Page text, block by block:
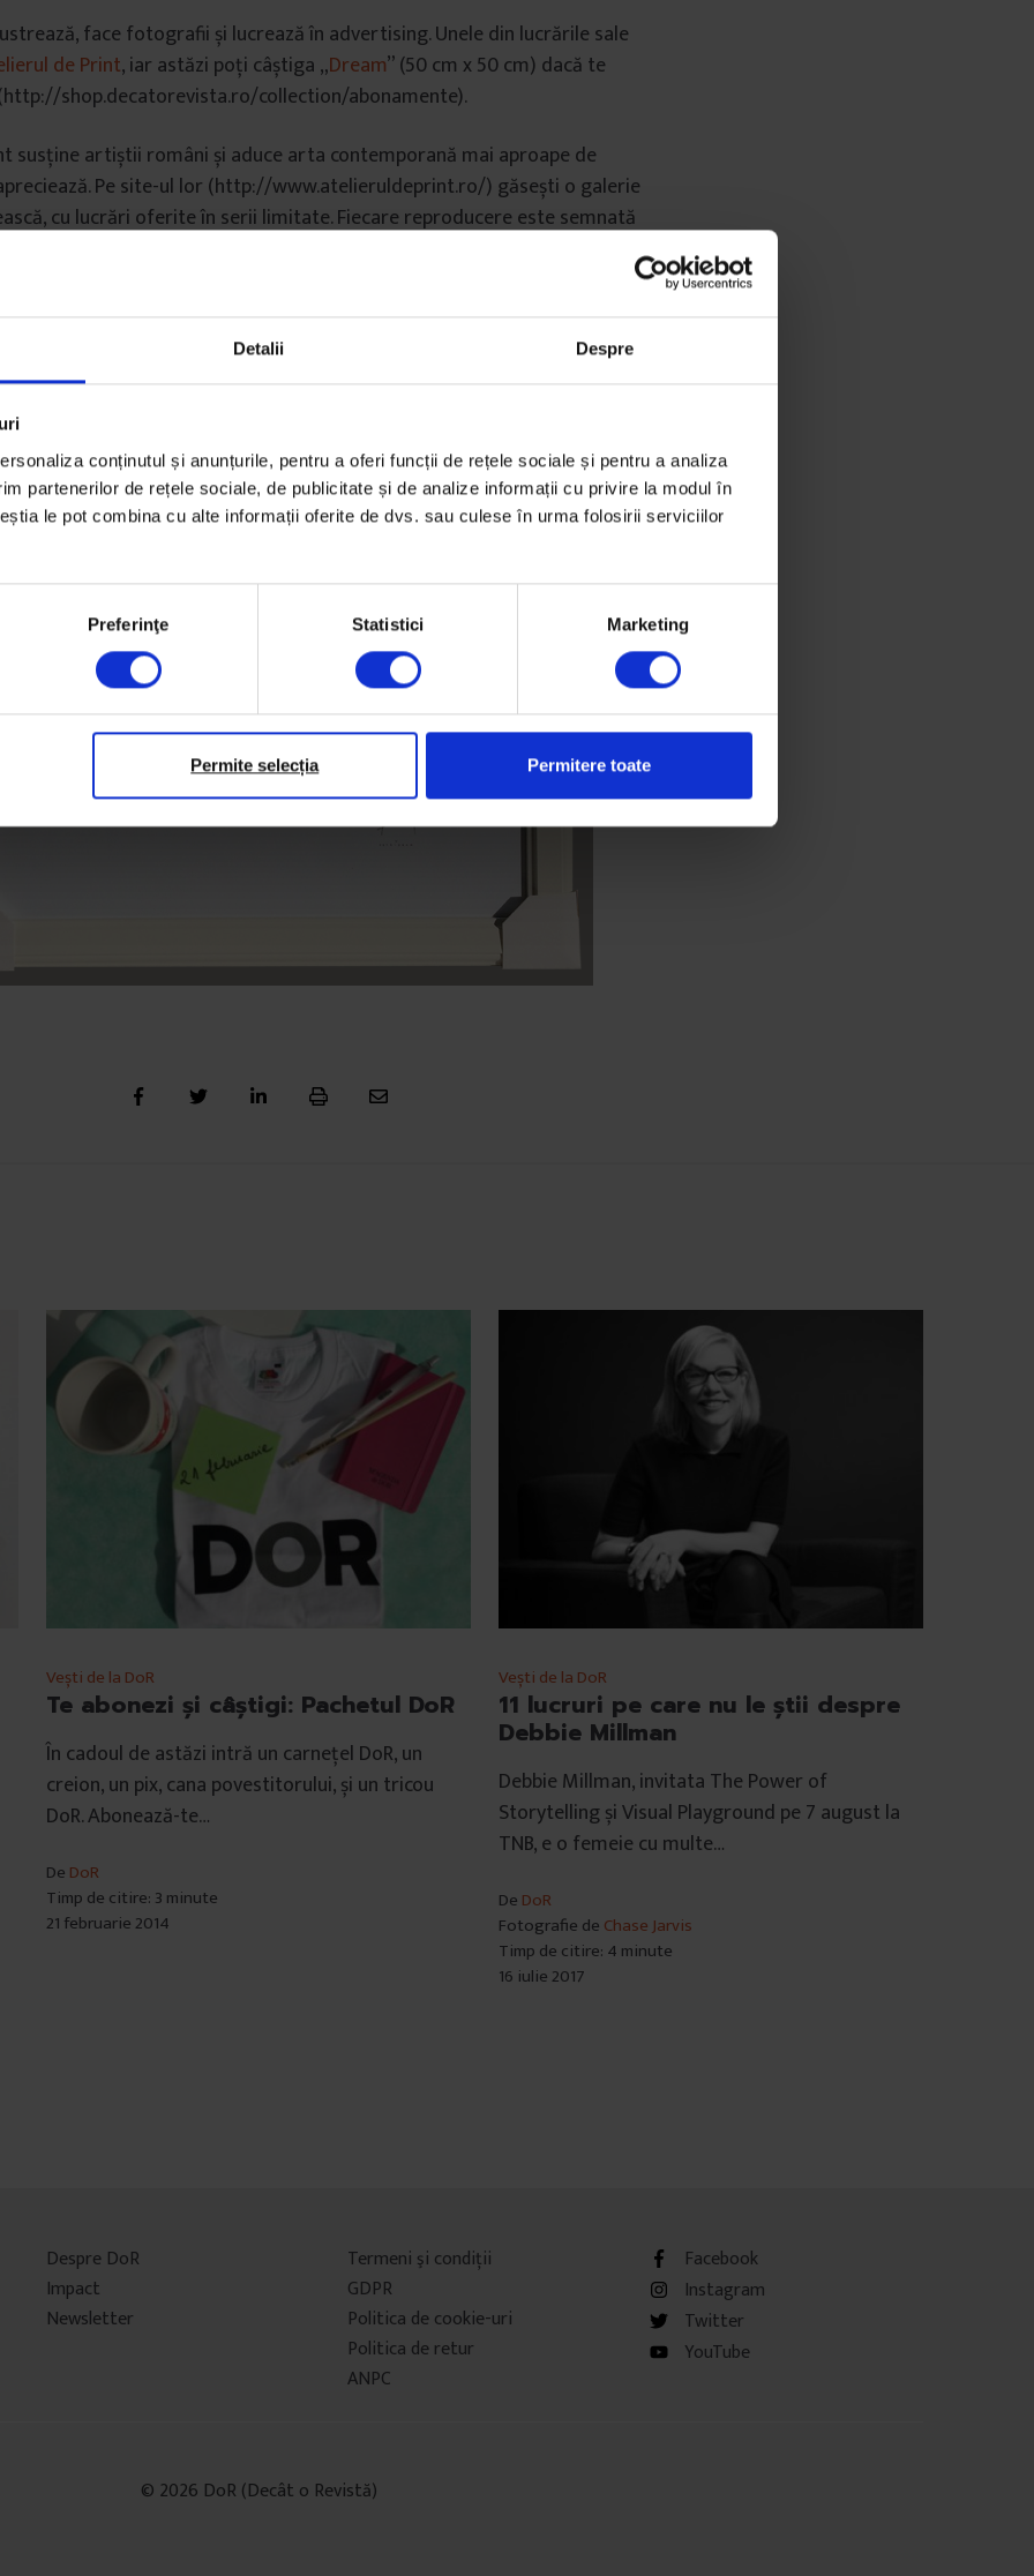
Detalii Despre
conținutul și anunțurile, pentru a oferi funcții de rețele sociale și pentru a analiza
partenerilor de rețele sociale, de publicitate și de analize informații cu privire la modul în
le pot combina cu alte informații oferite de dvs. sau culese în urma folosirii serviciilor
Preferinţe Statistici Marketing
Permite selecția Permitere toate
face fotografii și lucrează în advertising. Unele din lucrările sale
de Print, iar astăzi poți câștiga „Dream” (50 cm x 50 cm) dacă te
shop.decatorevista.ro/collection/abonamente).
susține artiștii români și aduce arta contemporană mai aproape de
Pe site-ul lor (http://www.atelieruldeprint.ro/) găsești o galerie
cu lucrări oferite în serii limitate. Fiecare reproducere este semnată
Vești de la DoR
Te abonezi și câștigi: Pachetul DoR
În cadoul de astăzi intră un carnețel DoR, un
creion, un pix, cana povestitorului, și un tricou
DoR. Abonează-te…
De DoR
Timp de citire: 3 minute
21 februarie 2014
Vești de la DoR
11 lucruri pe care nu le știi despre
Debbie Millman
Debbie Millman, invitata The Power of
Storytelling și Visual Playground pe 7 august la
TNB, e o femeie cu multe…
De DoR
Fotografie de Chase Jarvis
Timp de citire: 4 minute
16 iulie 2017
Despre DoR
Impact
Newsletter
Termeni şi condiţii
GDPR
Politica de cookie-uri
Politica de retur
ANPC
Facebook
Instagram
Twitter
YouTube
© 2026 DoR (Decât o Revistă)